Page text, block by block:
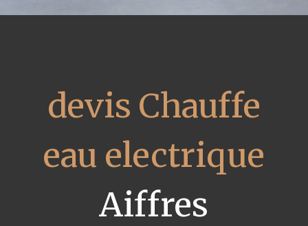
devis Chauffe
eau electrique
Aiffres